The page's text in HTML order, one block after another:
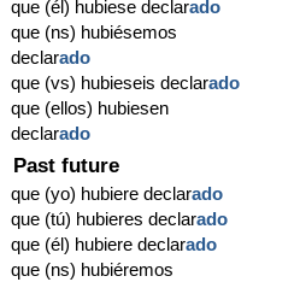
que (él) hubiese declarado
que (ns) hubiésemos
declarado
que (vs) hubieseis declarado
que (ellos) hubiesen
declarado
Past future
que (yo) hubiere declarado
que (tú) hubieres declarado
que (él) hubiere declarado
que (ns) hubiéremos